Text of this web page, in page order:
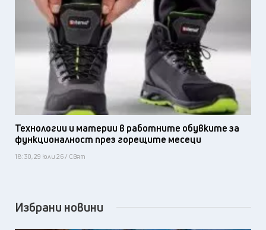
Технологии и материи в работните обувките за
функционалност през горещите месеци
18:30, 29 юли 26 / Свят
Избрани новини